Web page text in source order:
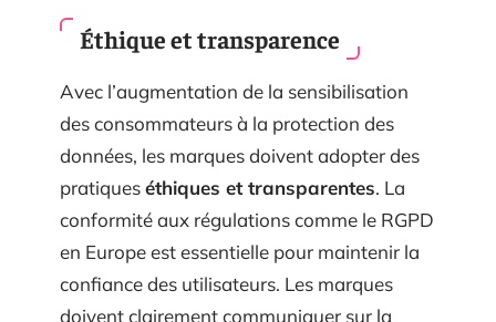
Éthique et transparence
Avec l’augmentation de la sensibilisation
des consommateurs à la protection des
données, les marques doivent adopter des
pratiqueséthiques et transparentes. La
conformité aux régulations comme le RGPD
en Europe est essentielle pour maintenir la
confiance des utilisateurs. Les marques
doivent clairement communiquer sur la